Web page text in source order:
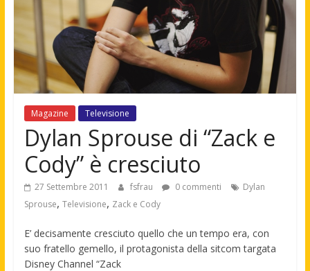
Magazine Televisione
Dylan Sprouse di “Zack e
Cody” è cresciuto
27 Settembre 2011 fsfrau 0 commenti
Dylan
Sprouse, Televisione, Zack e Cody
E’ decisamente cresciuto quello che un tempo era, con
suo fratello gemello, il protagonista della sitcom targata
Disney Channel “Zack